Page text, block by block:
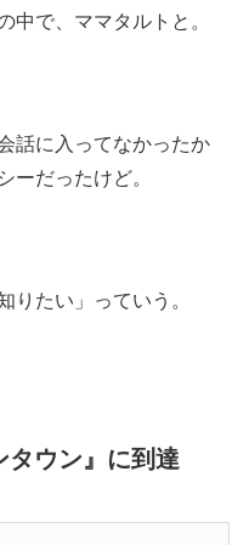
中で、ママタルトと。
話に入ってなかったか
ーだったけど。
りたい」っていう。
タウン』に到達